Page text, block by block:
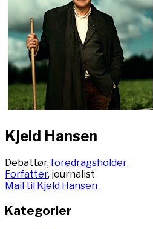
Kjeld Hansen
Debattør,foredragsholder
Forfatter, journalist
Mail til Kjeld Hansen
Kategorier